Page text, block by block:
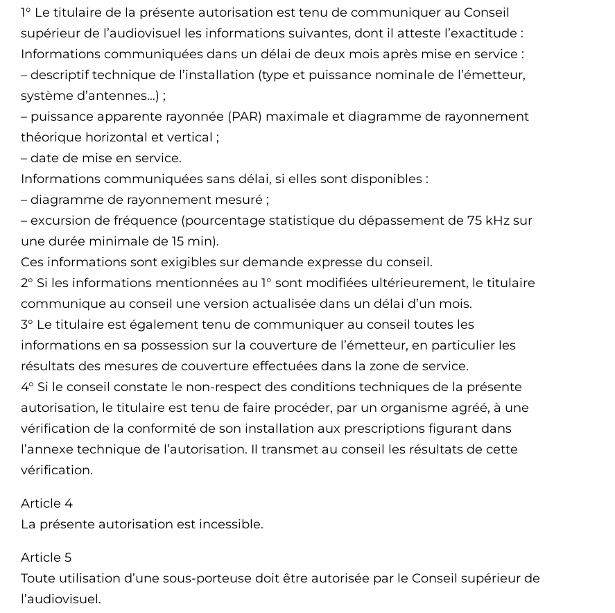
1° Le titulaire de la présente autorisation est tenu de communiquer au Conseil
supérieur de l’audiovisuel les informations suivantes, dont il atteste l’exactitude :
Informations communiquées dans un délai de deux mois après mise en service :
– descriptif technique de l’installation (type et puissance nominale de l’émetteur,
système d’antennes…) ;
– puissance apparente rayonnée (PAR) maximale et diagramme de rayonnement
théorique horizontal et vertical ;
– date de mise en service.
Informations communiquées sans délai, si elles sont disponibles :
– diagramme de rayonnement mesuré ;
– excursion de fréquence (pourcentage statistique du dépassement de 75 kHz sur
une durée minimale de 15 min).
Ces informations sont exigibles sur demande expresse du conseil.
2° Si les informations mentionnées au 1° sont modifiées ultérieurement, le titulaire
communique au conseil une version actualisée dans un délai d’un mois.
3° Le titulaire est également tenu de communiquer au conseil toutes les
informations en sa possession sur la couverture de l’émetteur, en particulier les
résultats des mesures de couverture effectuées dans la zone de service.
4° Si le conseil constate le non-respect des conditions techniques de la présente
autorisation, le titulaire est tenu de faire procéder, par un organisme agréé, à une
vérification de la conformité de son installation aux prescriptions figurant dans
l’annexe technique de l’autorisation. Il transmet au conseil les résultats de cette
vérification.
Article 4
La présente autorisation est incessible.
Article 5
Toute utilisation d’une sous-porteuse doit être autorisée par le Conseil supérieur de
l’audiovisuel.